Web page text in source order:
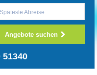
Späteste Abreise
Angebote suchen